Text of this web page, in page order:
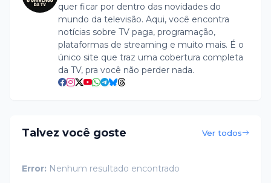
quer ficar por dentro das novidades do
mundo da televisão. Aqui, você encontra
notícias sobre TV paga, programação,
plataformas de streaming e muito mais. É o
único site que traz uma cobertura completa
da TV, pra você não perder nada.
Talvez você goste Ver todos
Error: Nenhum resultado encontrado